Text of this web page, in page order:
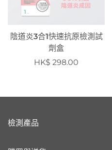
陰道炎3合1快速抗原檢測試
劑盒
HK$ 298.00
檢測產品